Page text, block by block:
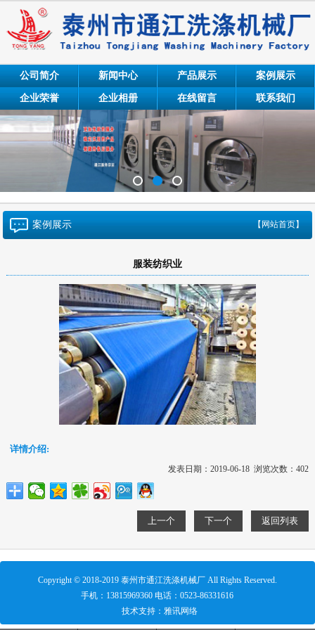
公司简介 新闻中心 产品展示 案例展示
企业荣誉 企业相册 在线留言 联系我们
案例展示 【网站首页】
服装纺织业
详情介绍:
发表日期：2019-06-18 浏览次数：402
上一个 下一个 返回列表
Copyright © 2018-2019 泰州市通江洗涤机械厂 All Rights Reserved.
手机： 13815969360 电话：0523-86331616
技术支持： 雅讯网络